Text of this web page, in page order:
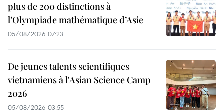
plus de 200 distinctions à
l’Olympiade mathématique d’Asie
05/08/2026 07:23
De jeunes talents scientifiques
vietnamiens à l'Asian Science Camp
2026
05/08/2026 03:55